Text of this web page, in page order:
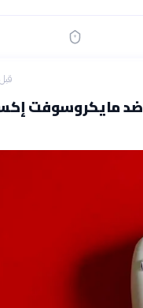
قبل 5
صراع عمالقة الألعاب: سوني بلايستيشن 5 ضد